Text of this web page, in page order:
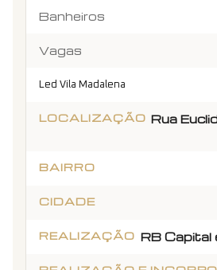
Banheiros
Vagas
Led Vila Madalena
LOCALIZAÇÃO Rua
BAIRRO
CIDADE
REALIZAÇÃO RB Capital